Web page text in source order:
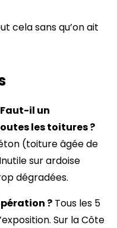
cela sans qu’on ait
Faut-il un
les toitures ?
(toiture âgée de
sur ardoise
dégradées.
? Tous les 5
Sur la Côte